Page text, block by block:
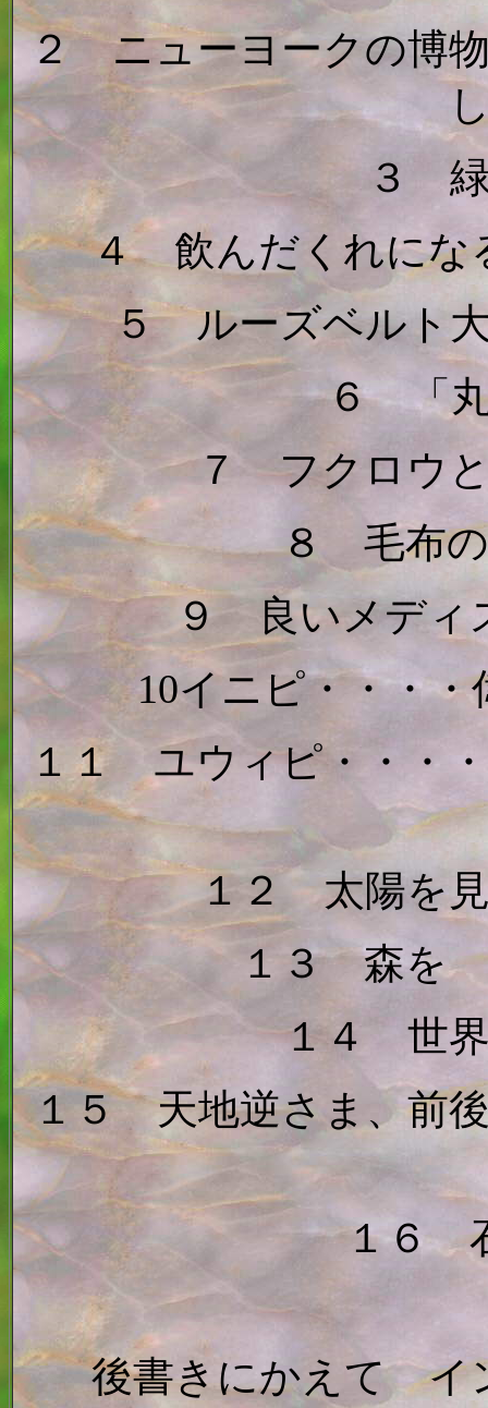
２ ニューヨークの博
３ 緑
４ 飲んだくれにな
５ ルーズベルト
６ 「丸
７ フクロウ
８ 毛布の
９ 良いメディ
10イニピ・・・
１１ ユウィピ・・・
１２ 太陽を
１３ 森を
１４ 世
１５ 天地逆さま、前
１６
後書きにかえて イ